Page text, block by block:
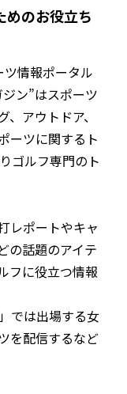
めのお役立ち
情報ポータル
ン”はスポーツ
アウトドア、
ーツに関するト
ゴルフ専門のト
レポートやキャ
の話題のアイテ
フに役立つ情報
では出場する女
を配信するなど